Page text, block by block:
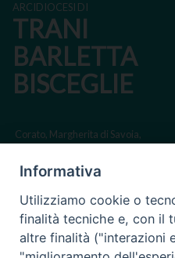
ARCIDIOCESI DI
TRANI
BARLETTA
BISCEGLIE
Corato, Margherita di Savoia,
Regione ecclesiastica Puglia
Via Beltrani, 9
Informativa
Utilizziamo cookie o
finalità tecniche e, con il
altre finalità ("interazioni